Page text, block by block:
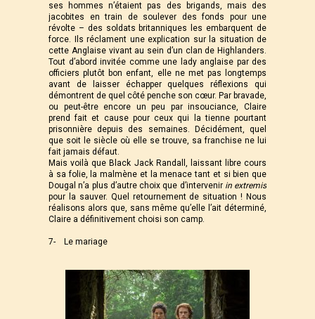
ses hommes n’étaient pas des brigands, mais des
jacobites en train de soulever des fonds pour une
révolte – des soldats britanniques les embarquent de
force. Ils réclament une explication sur la situation de
cette Anglaise vivant au sein d’un clan de Highlanders.
Tout d’abord invitée comme une lady anglaise par des
officiers plutôt bon enfant, elle ne met pas longtemps
avant de laisser échapper quelques réflexions qui
démontrent de quel côté penche son cœur. Par bravade,
ou peut-être encore un peu par insouciance, Claire
prend fait et cause pour ceux qui la tienne pourtant
prisonnière depuis des semaines. Décidément, quel
que soit le siècle où elle se trouve, sa franchise ne lui
fait jamais défaut.
Mais voilà que Black Jack Randall, laissant libre cours
à sa folie, la malmène et la menace tant et si bien que
Dougal n’a plus d’autre choix que d’intervenir in extremis
pour la sauver. Quel retournement de situation ! Nous
réalisons alors que, sans même qu’elle l’ait déterminé,
Claire a définitivement choisi son camp.
7- Le mariage